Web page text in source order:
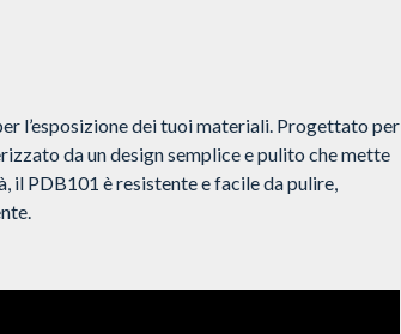
l’esposizione dei tuoi materiali. Progettato per
da un design semplice e pulito che mette
il PDB101 è resistente e facile da pulire,